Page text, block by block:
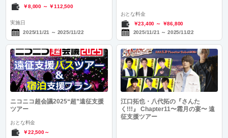
￥8,000 ～ ￥112,500
実施日
2025/11/21
～ 2025/11/22
おとな料金
￥23,400 ～ ￥86,800
2025/11/21 ～ 2025/11/22
ニコニコ超会議2025“超”遠征支援
ツアー
おとな料金
￥22,500～
江口拓也・八代拓の『さんた
く!!!』 Chapter11〜霜月の宴〜 遠
征支援ツアー